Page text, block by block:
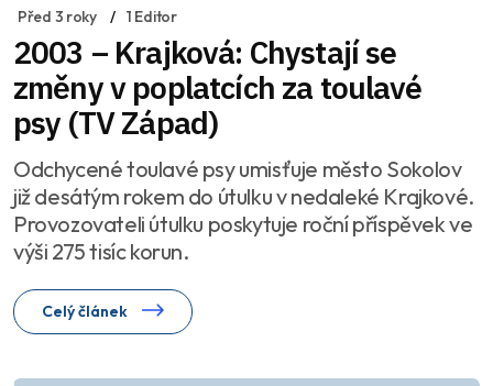
Před 3 roky 1 Editor
2003 – Krajková: Chystají se
změny v poplatcích za toulavé
psy (TV Západ)
Odchycené toulavé psy umisťuje město Sokolov
již desátým rokem do útulku v nedaleké Krajkové.
Provozovateli útulku poskytuje roční příspěvek ve
výši 275 tisíc korun.
Celý článek